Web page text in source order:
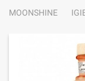
MOONSHINE